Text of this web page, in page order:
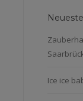
Ice ice